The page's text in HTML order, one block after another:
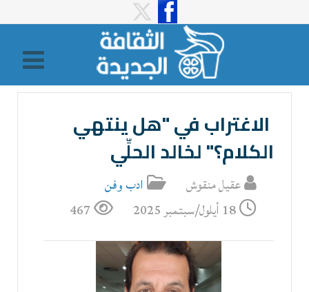
الاغتراب في "هل ينتهي
الكلام؟" لخالد الحلِّي
عقيل منقوش
ادب وفن
18 أيلول/سبتمبر 2025
467